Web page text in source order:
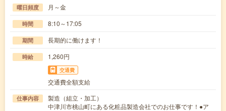
曜日頻度 月～金
時間 8:10～17:05
期間 長期的に働けます！
時給 1,260円
交通費
交通費全額支給
仕事内容
製造（組立・加工）
中津川市桃山町にある化粧品製造会社でのお仕事です！●ア